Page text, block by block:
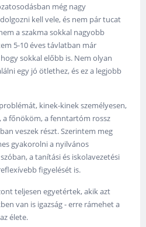
még nagy
kell vele, és nem pár tucat
a szakma sokkal nagyobb
5-10 éves távlatban már
sokkal előbb is. Nem olyan
egy jó ötlethez, és ez a legjobb
kinek-kinek személyesen,
a főnököm, a fenntartóm rossz
veszek részt. Szerintem meg
gyakorolni a nyilvános
a tanítási és iskolavezetési
figyelését is.
teljesen egyetértek, akik azt
van is igazság - erre rámehet a
élete.